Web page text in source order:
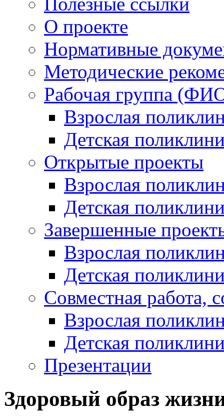
О проекте
Нормативные
Методические
Рабочая группа
Взрослая
Детская
Открытые проекты
Взрослая
Детская
Завершенные
Взрослая
Детская
Совместная
Взрослая
Детская
Презентации
Здоровый образ